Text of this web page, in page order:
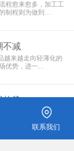
程愈来愈多，加工工
制程则为做到…
不减
越来越走向轻薄化的
优势，进一…
趋势
了漫长低迷期的尽
场在未来数月或…
联系我们